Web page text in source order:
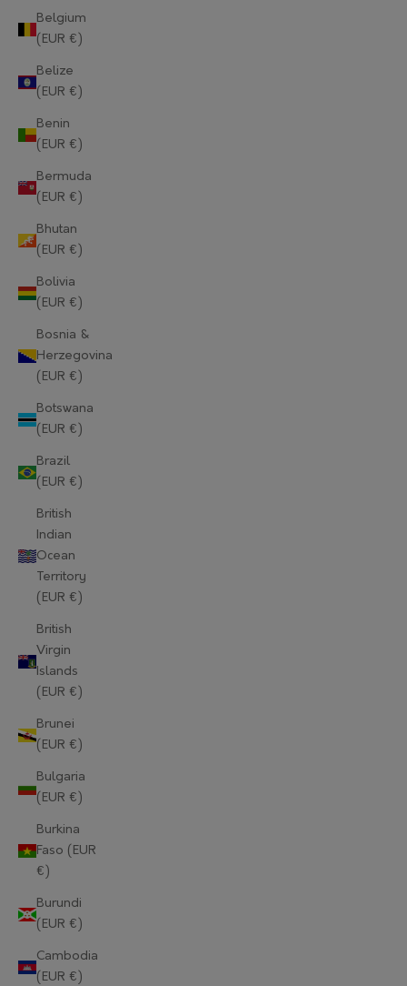
Belgium
(EUR €)
Belize
(EUR €)
Benin
(EUR €)
Bermuda
(EUR €)
Bhutan
(EUR €)
Bolivia
(EUR €)
Bosnia &
Herzegovina
(EUR €)
Botswana
(EUR €)
Brazil
(EUR €)
British
Indian
Ocean
Territory
(EUR €)
British
Virgin
Islands
(EUR €)
Brunei
(EUR €)
Bulgaria
(EUR €)
Burkina
Faso (EUR
€)
Burundi
(EUR €)
Cambodia
(EUR €)